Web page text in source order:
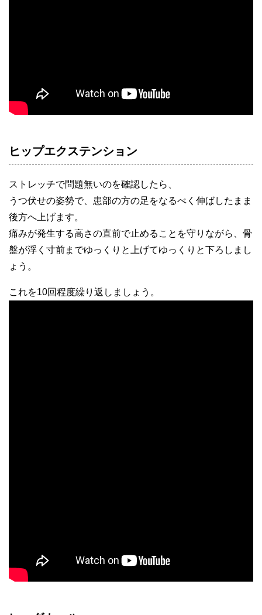
ヒップエクステンション
ストレッチで問題無いのを確認したら、
うつ伏せの姿勢で、患部の方の足をなるべく伸ばしたまま
後方へ上げます。
痛みが発生する高さの直前で止めることを守りながら、骨
盤が浮く寸前までゆっくりと上げてゆっくりと下ろしまし
ょう。
これを10回程度繰り返しましょう。